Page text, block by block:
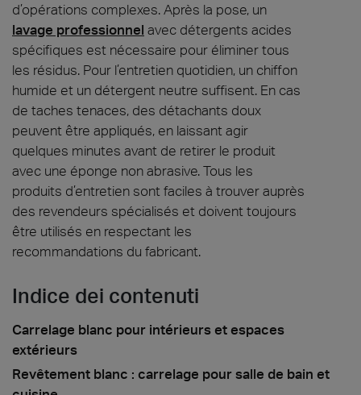
d’opérations complexes. Après la pose, un
lavage professionnel avec détergents acides
spécifiques est nécessaire pour éliminer tous
les résidus. Pour l’entretien quotidien, un chiffon
humide et un détergent neutre suffisent. En cas
de taches tenaces, des détachants doux
peuvent être appliqués, en laissant agir
quelques minutes avant de retirer le produit
avec une éponge non abrasive. Tous les
produits d’entretien sont faciles à trouver auprès
des revendeurs spécialisés et doivent toujours
être utilisés en respectant les
recommandations du fabricant.
Indice dei contenuti
Carrelage blanc pour intérieurs et espaces
extérieurs
Revêtement blanc : carrelage pour salle de bain et